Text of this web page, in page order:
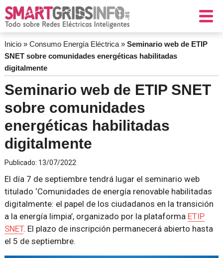
Inicio» Consumo Energía Eléctrica» Seminario web de ETIP
SNET sobre comunidades energéticas habilitadas
digitalmente
Seminario web de ETIP SNET
sobre comunidades
energéticas habilitadas
digitalmente
Publicado: 13/07/2022
El día 7 de septiembre tendrá lugar el seminario web
titulado ‘Comunidades de energía renovable habilitadas
digitalmente: el papel de los ciudadanos en la transición
a la energía limpia’, organizado por la plataforma ETIP
SNET. El plazo de inscripción permanecerá abierto hasta
el 5 de septiembre.